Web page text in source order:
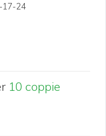
17-24
10 coppie